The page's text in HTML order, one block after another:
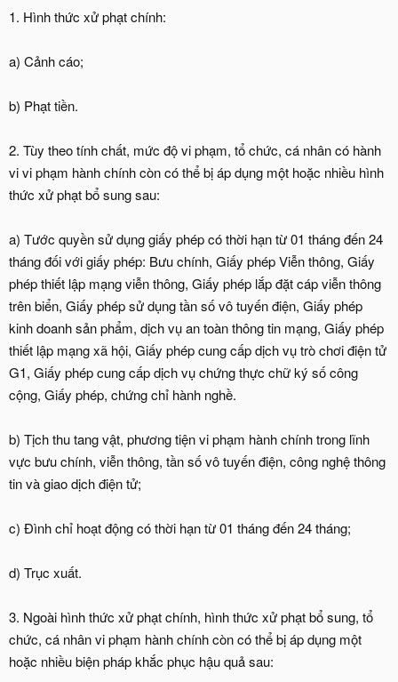
1. Hình thức xử phạt chính:
a) Cảnh cáo;
b) Phạt tiền.
2. Tùy theo tính chất, mức độ vi phạm, tổ chức, cá nhân có hành
vi vi phạm hành chính còn có thể bị áp dụng một hoặc nhiều hình
thức xử phạt bổ sung sau:
a) Tước quyền sử dụng giấy phép có thời hạn từ 01 tháng đến 24
tháng đối với giấy phép: Bưu chính, Giấy phép Viễn thông, Giấy
phép thiết lập mạng viễn thông, Giấy phép lắp đặt cáp viễn thông
trên biển, Giấy phép sử dụng tần số vô tuyến điện, Giấy phép
kinh doanh sản phẩm, dịch vụ an toàn thông tin mạng, Giấy phép
thiết lập mạng xã hội, Giấy phép cung cấp dịch vụ trò chơi điện tử
G1, Giấy phép cung cấp dịch vụ chứng thực chữ ký số công
cộng, Giấy phép, chứng chỉ hành nghề.
b) Tịch thu tang vật, phương tiện vi phạm hành chính trong lĩnh
vực bưu chính, viễn thông, tần số vô tuyến điện, công nghệ thông
tin và giao dịch điện tử;
c) Đình chỉ hoạt động có thời hạn từ 01 tháng đến 24 tháng;
d) Trục xuất.
3. Ngoài hình thức xử phạt chính, hình thức xử phạt bổ sung, tổ
chức, cá nhân vi phạm hành chính còn có thể bị áp dụng một
hoặc nhiều biện pháp khắc phục hậu quả sau: